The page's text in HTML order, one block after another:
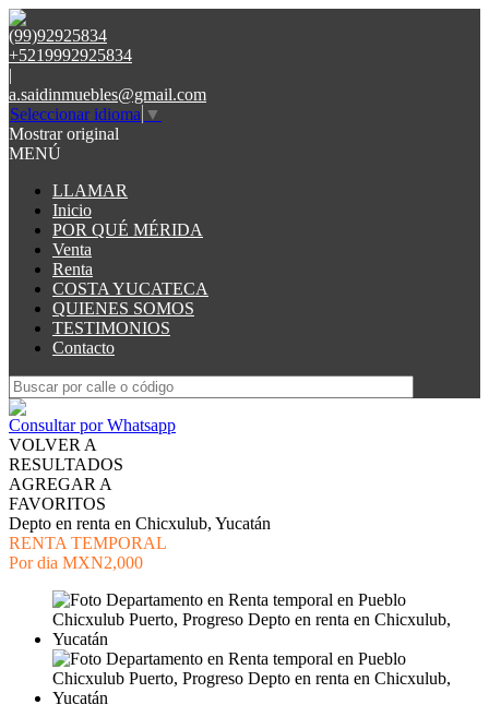
(99)92925834
+5219992925834
|
a.saidinmuebles@gmail.com
Seleccionar idioma ▼
Mostrar original
MENÚ
LLAMAR
Inicio
POR QUÉ MÉRIDA
Venta
Renta
COSTA YUCATECA
QUIENES SOMOS
TESTIMONIOS
Contacto
Consultar por Whatsapp
VOLVER A
RESULTADOS
AGREGAR A
FAVORITOS
Depto en renta en Chicxulub, Yucatán
RENTA TEMPORAL
Por dia MXN2,000